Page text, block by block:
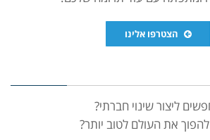
הצטרפו אלינו
ליצור שינוי חברתי?
להפוך את העולם לטוב יותר?